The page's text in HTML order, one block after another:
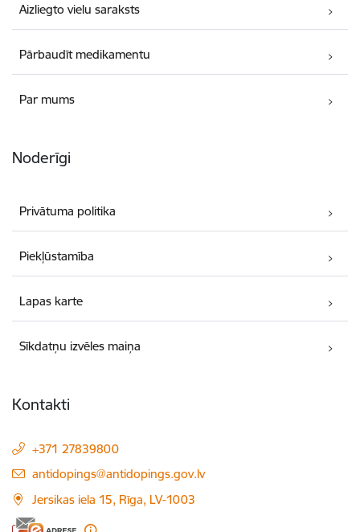
Aizliegto vielu saraksts
Pārbaudīt medikamentu
Par mums
Noderīgi
Privātuma politika
Piekļūstamība
Lapas karte
Sīkdatņu izvēles maiņa
Kontakti
+371 27839800
E-pasts:
antidopings@antidopings.gov.lv
Jersikas iela 15, Rīga, LV-1003